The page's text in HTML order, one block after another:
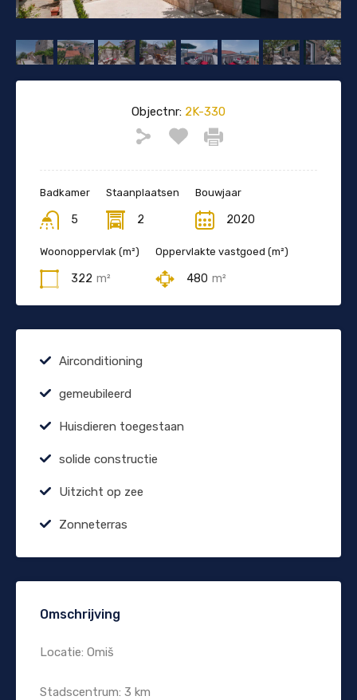
Objectnr: 2K-330
Badkamer
5
Staanplaatsen
2
Bouwjaar
2020
Woonoppervlak (m²)
322 m²
Oppervlakte vastgoed (m²)
480 m²
Airconditioning
gemeubileerd
Huisdieren toegestaan
solide constructie
Uitzicht op zee
Zonneterras
Omschrijving
Locatie: Omiš
Stadscentrum: 3 km